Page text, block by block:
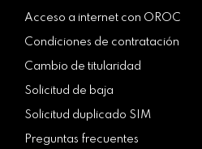
Acceso a internet con OROC
Condiciones de contratación
Cambio de titularidad
Solicitud de baja
Solicitud duplicado SIM
Preguntas frecuentes